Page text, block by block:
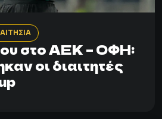
στο ΑΕΚ – ΟΦΗ:
οι διαιτητές